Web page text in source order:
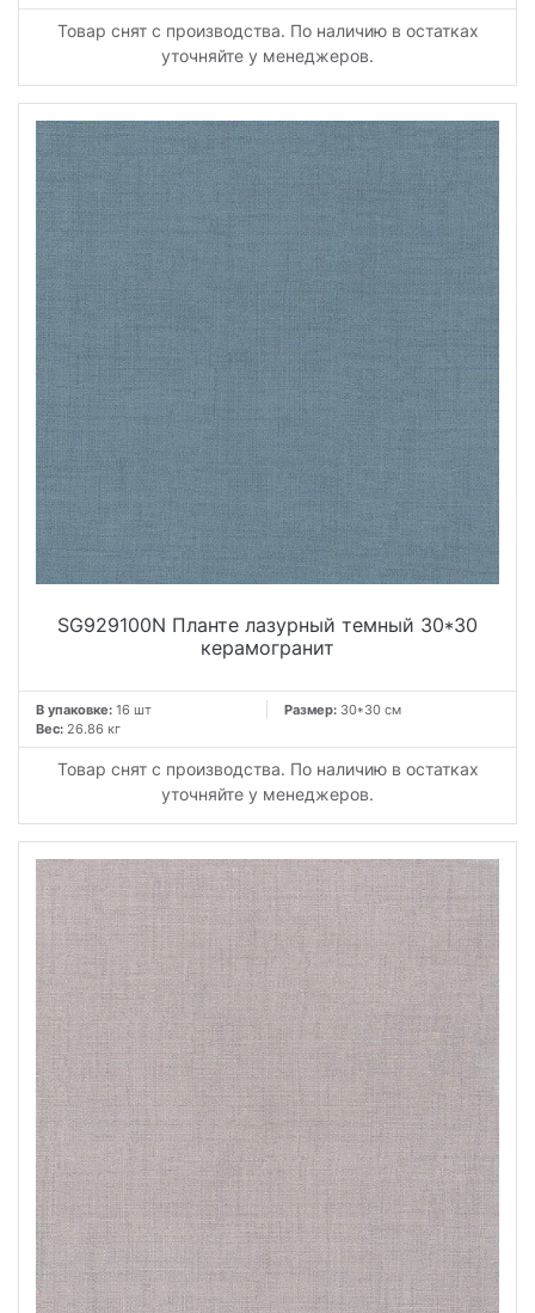
Товар снят с производства. По наличию в остатках
уточняйте у менеджеров.
SG929100N Планте лазурный темный 30*30
керамогранит
В упаковке: 16 шт Размер: 30*30 см
Вес: 26.86 кг
Товар снят с производства. По наличию в остатках
уточняйте у менеджеров.